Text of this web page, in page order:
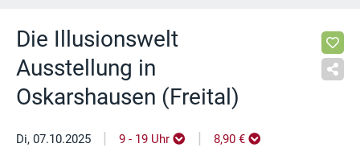
Die Illusionswelt
Ausstellung in
Oskarshausen (Freital)
Di, 07.10.2025 | 9 - 19 Uhr | 8,90 €